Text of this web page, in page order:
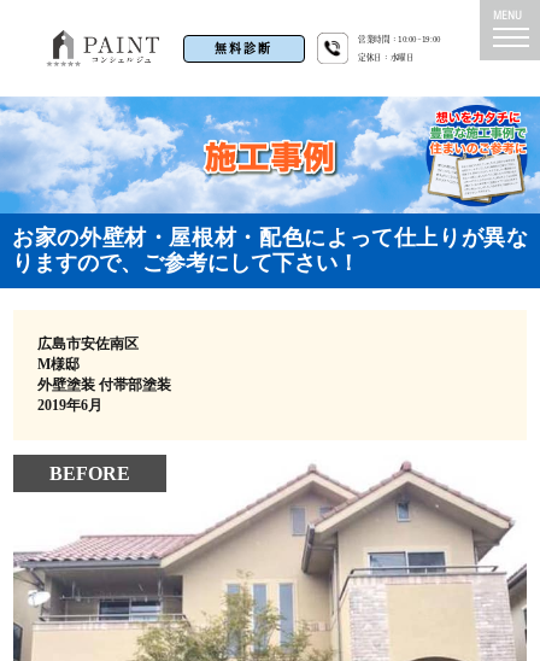
無料診断
営業時間：10:00~19:00
定休日：水曜日
お家の外壁材・屋根材・配色によって仕上りが異な
りますので、ご参考にして下さい！
広島市安佐南区
M様邸
外壁塗装 付帯部塗装
2019年6月
BEFORE